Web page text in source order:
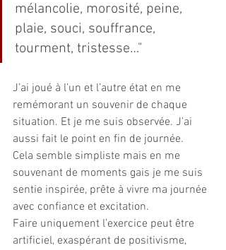
mélancolie, morosité, peine,
plaie, souci, souffrance,
tourment, tristesse…"
J’ai joué à l’un et l’autre état en me
remémorant un souvenir de chaque
situation. Et je me suis observée. J’ai
aussi fait le point en fin de journée.
Cela semble simpliste mais en me
souvenant de moments gais je me suis
sentie inspirée, prête à vivre ma journée
avec confiance et excitation.
Faire uniquement l’exercice peut être
artificiel, exaspérant de positivisme,